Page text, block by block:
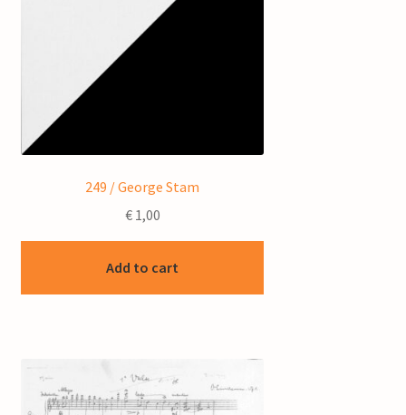
249 / George Stam
€1,00
Add to cart